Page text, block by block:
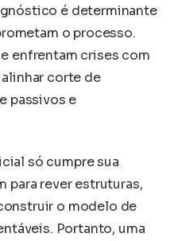
é determinante
o processo.
enfrentam crises com
corte de
passivos e
só cumpre sua
para rever estruturas,
o modelo de
Portanto, uma